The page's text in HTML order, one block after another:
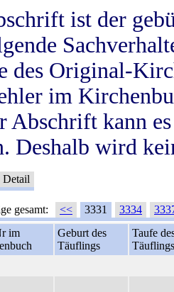
ist der
des Original-
im
Abschrift kann
Deshalb wird
Detail
gesamt: << 3331 3334
im
Geburt des
Täuflings
Taufe
Täuflings